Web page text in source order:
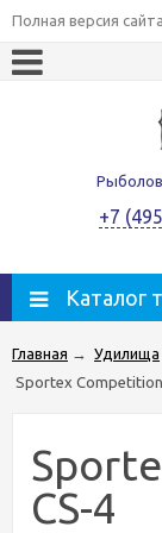
Полная версия сайта
+7
Каталог
Главная → Удилища
Sportex
CS-4